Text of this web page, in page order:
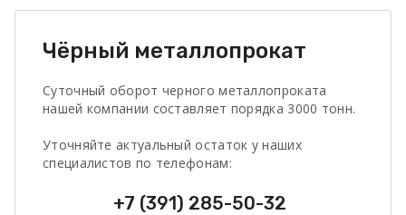
Чёрный металлопрокат
Суточный оборот черного металлопроката
нашей компании составляет порядка 3000 тонн.
Уточняйте актуальный остаток у наших
специалистов по телефонам:
+7 (391) 285-50-32